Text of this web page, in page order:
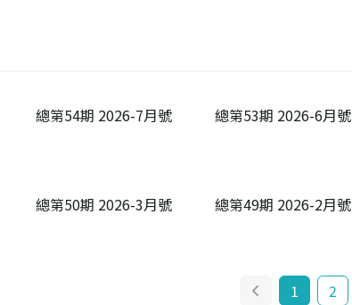
總第54期 2026-7月號 總第53期 2026-6月號
總第50期 2026-3月號 總第49期 2026-2月號
1 2